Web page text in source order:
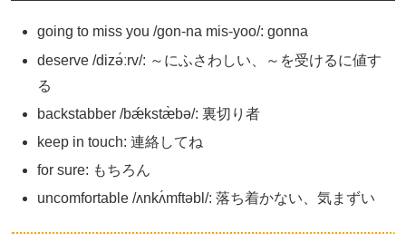
going to miss you /gon-na mis-yoo/: gonna
deserve /dizə́ːrv/: ～にふさわしい、～を受けるに値す
る
backstabber /bǽkstæ̀bə/: 裏切り者
keep in touch: 連絡してね
for sure: もちろん
uncomfortable /ʌnkʌ́mftəbl/: 落ち着かない、気まずい